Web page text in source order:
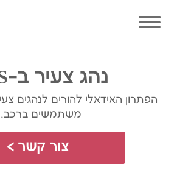
נהג צעיר ב-SMS
הפתרון האידאלי להורים לנהגים
משתמשים
צור קשר >